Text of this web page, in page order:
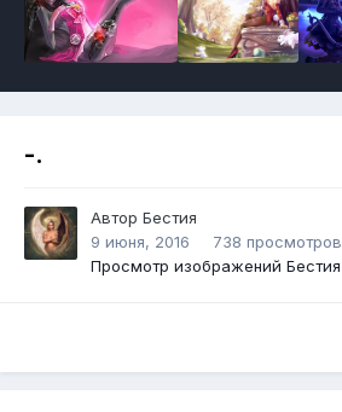
-.
Автор Бестия
9 июня, 2016
738 просмотров
Просмотр изображений Бестия